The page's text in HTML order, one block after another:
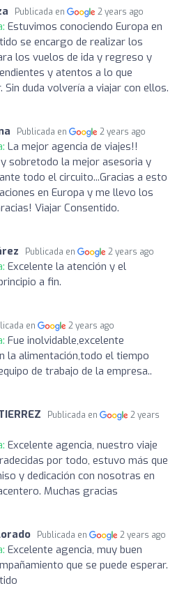
Publicada en 2 years ago
Estuvimos conociendo Europa en
se encargo de realizar los
los vuelos de ida y regreso y
y atentos a lo que
Sin duda volvería a viajar con ellos.
Publicada en 2 years ago
La mejor agencia de viajes!!
sobretodo la mejor asesoria y
todo el circuito...Gracias a esto
en Europa y me llevo los
Viajar Consentido.
Publicada en 2 years ago
Excelente la atención y el
a fin.
en 2 years ago
Fue inolvidable,excelente
la alimentación,todo el tiempo
de trabajo de la empresa..
Publicada en
2 years
Excelente agencia, nuestro viaje
por todo, estuvo más que
y dedicación con nosotras en
Muchas gracias
Publicada en 2 years ago
Excelente agencia, muy buen
que se puede esperar.